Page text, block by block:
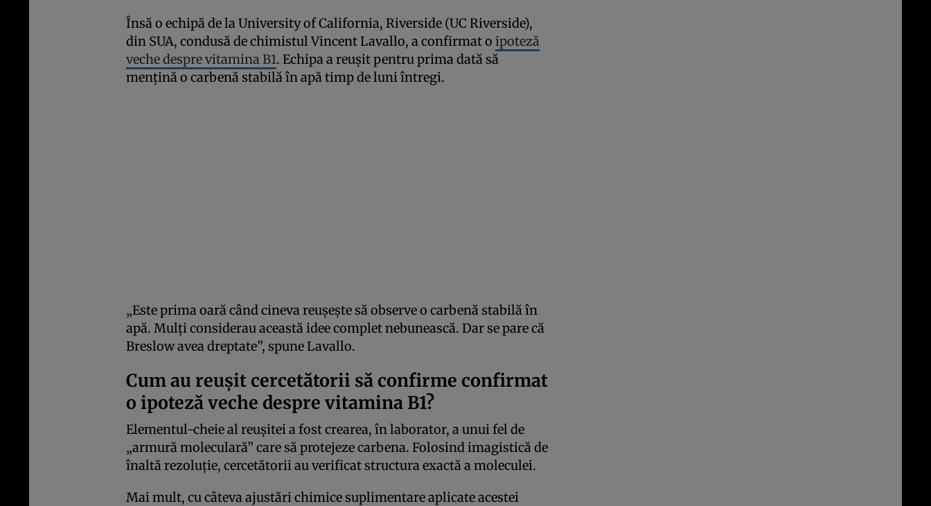
Însă o echipă de la University of California, Riverside (UC Riverside),
din SUA, condusă de chimistul Vincent Lavallo, a confirmat o ipoteză
veche despre vitamina B1. Echipa a reușit pentru prima dată să
mențină o carbenă stabilă în apă timp de luni întregi.
„Este prima oară când cineva reușește să observe o carbenă stabilă în
apă. Mulți considerau această idee complet nebunească. Dar se pare că
Breslow avea dreptate”, spune Lavallo.
Cum au reușit cercetătorii să confirme confirmat
o ipoteză veche despre vitamina B1?
Elementul-cheie al reușitei a fost crearea, în laborator, a unui fel de
„armură moleculară” care să protejeze carbena. Folosind imagistică de
înaltă rezoluție, cercetătorii au verificat structura exactă a moleculei.
Mai mult, cu câteva ajustări chimice suplimentare aplicate acestei